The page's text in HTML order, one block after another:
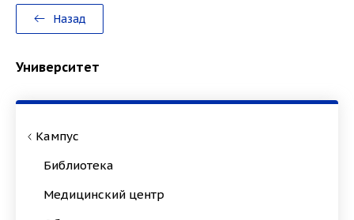
Назад
Университет
Кампус
Библиотека
Медицинский центр